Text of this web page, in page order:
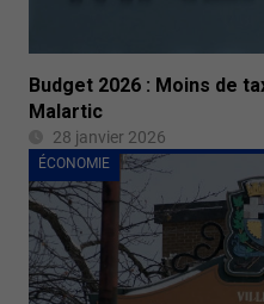
Budget 2026 : Moins de
Malartic
28 janvier 2026
ÉCONOMIE